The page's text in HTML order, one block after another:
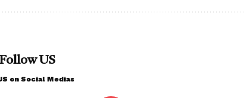
Follow US
on Social Medias